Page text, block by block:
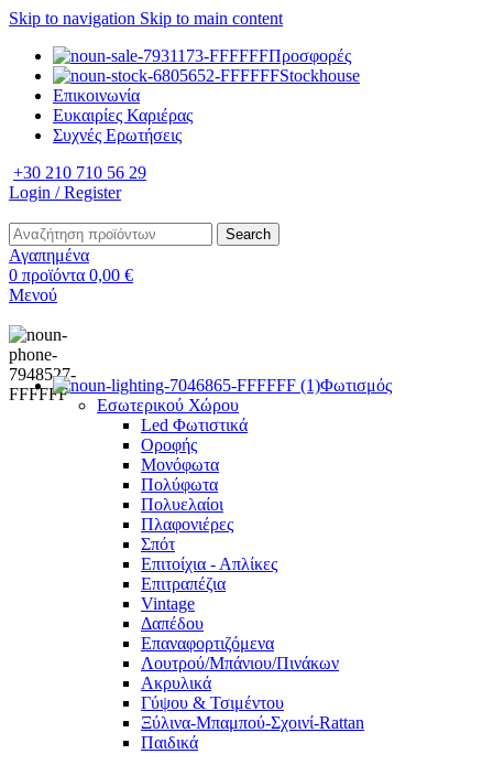
Skip to navigation Skip to main content
Προσφορές
Stockhouse
Επικοινωνία
Ευκαιρίες Καριέρας
Συχνές Ερωτήσεις
+30 210 710 56 29
Login / Register
Search
Αγαπημένα
0 προϊόντα 0,00 €
Μενού
Φωτισμός
Εσωτερικού Χώρου
Led Φωτιστικά
Οροφής
Μονόφωτα
Πολύφωτα
Πολυελαίοι
Πλαφονιέρες
Σπότ
Επιτοίχια - Απλίκες
Επιτραπέζια
Vintage
Δαπέδου
Επαναφορτιζόμενα
Λουτρού/Μπάνιου/Πινάκων
Ακρυλικά
Γύψου & Τσιμέντου
Ξύλινα-Μπαμπού-Σχοινί-Rattan
Παιδικά